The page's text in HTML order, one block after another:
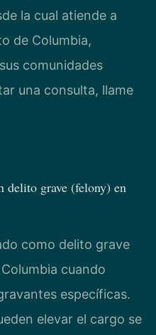
la cual atiende a
de Columbia,
comunidades
una consulta, llame
delito grave (felony) en
como delito grave
cuando
específicas.
elevar el cargo se